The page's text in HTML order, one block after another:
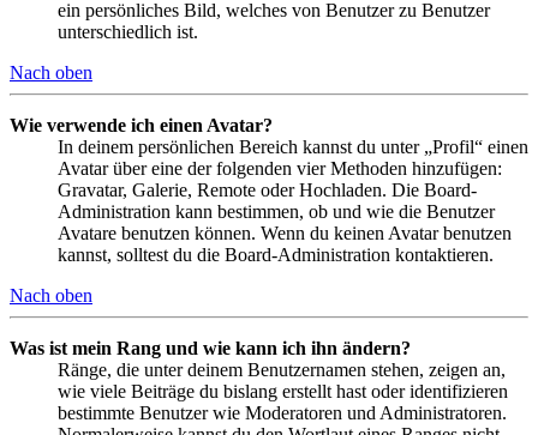
ein persönliches Bild, welches von Benutzer zu Benutzer
unterschiedlich ist.
Nach oben
Wie verwende ich einen Avatar?
In deinem persönlichen Bereich kannst du unter „Profil“ einen
Avatar über eine der folgenden vier Methoden hinzufügen:
Gravatar, Galerie, Remote oder Hochladen. Die Board-
Administration kann bestimmen, ob und wie die Benutzer
Avatare benutzen können. Wenn du keinen Avatar benutzen
kannst, solltest du die Board-Administration kontaktieren.
Nach oben
Was ist mein Rang und wie kann ich ihn ändern?
Ränge, die unter deinem Benutzernamen stehen, zeigen an,
wie viele Beiträge du bislang erstellt hast oder identifizieren
bestimmte Benutzer wie Moderatoren und Administratoren.